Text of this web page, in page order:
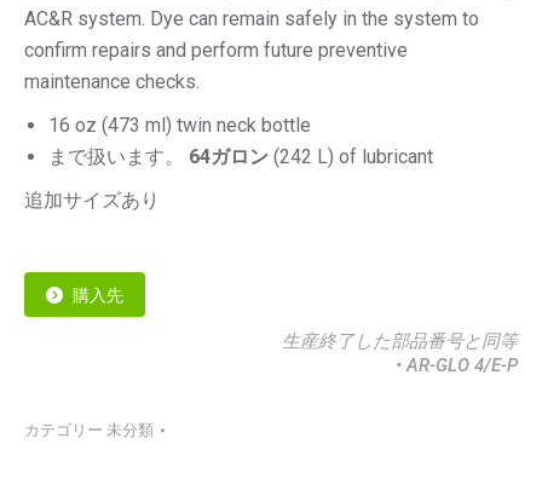
AC&R system. Dye can remain safely in the system to
confirm repairs and perform future preventive
maintenance checks.
16 oz (473 ml) twin neck bottle
まで扱います。 64ガロン (242 L) of lubricant
追加サイズあり
購入先
生産終了した部品番号と同等
• AR-GLO 4/E-P
カテゴリー 未分類